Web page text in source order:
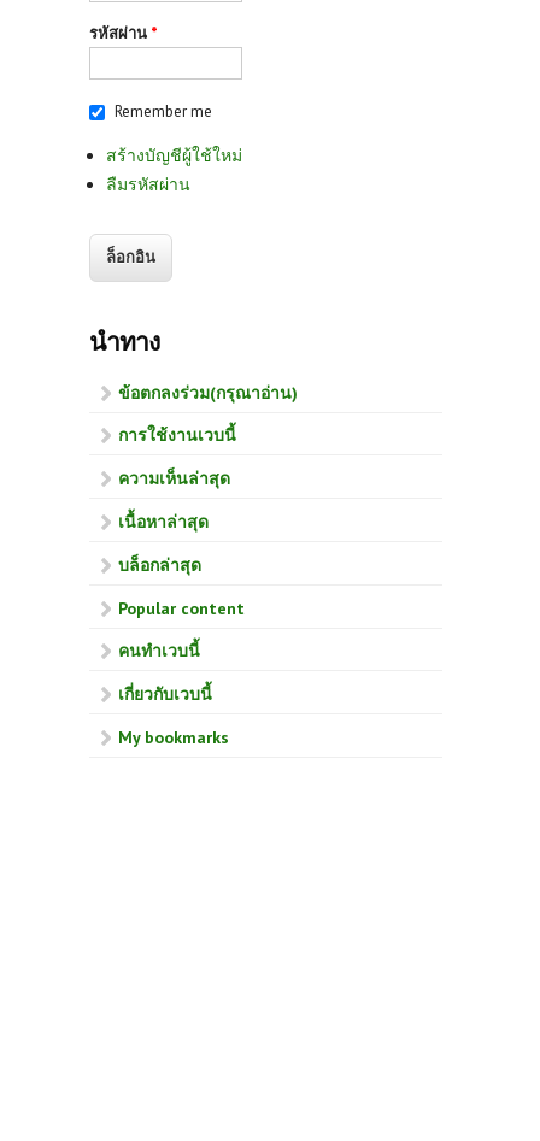
รหัสผ่าน *
Remember me
สร้างบัญชีผู้ใช้ใหม่
ลืมรหัสผ่าน
นำทาง
ข้อตกลงร่วม(กรุณาอ่าน)
การใช้งานเวบนี้
ความเห็นล่าสุด
เนื้อหาล่าสุด
บล็อกล่าสุด
Popular content
คนทำเวบนี้
เกี่ยวกับเวบนี้
My bookmarks